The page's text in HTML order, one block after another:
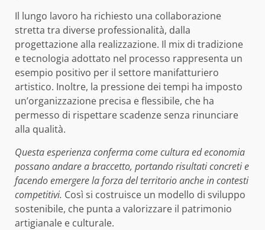
Il lungo lavoro ha richiesto una collaborazione
stretta tra diverse professionalità, dalla
progettazione alla realizzazione. Il mix di tradizione
e tecnologia adottato nel processo rappresenta un
esempio positivo per il settore manifatturiero
artistico. Inoltre, la pressione dei tempi ha imposto
un’organizzazione precisa e flessibile, che ha
permesso di rispettare scadenze senza rinunciare
alla qualità.
Questa esperienza conferma come cultura ed economia
possano andare a braccetto, portando risultati concreti e
facendo emergere la forza del territorio anche in contesti
competitivi. Così si costruisce un modello di sviluppo
sostenibile, che punta a valorizzare il patrimonio
artigianale e culturale.